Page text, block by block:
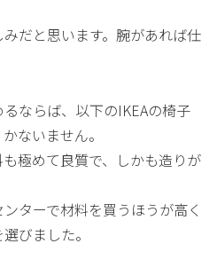
だと思います。腕があれば仕
ならば、以下のIKEAの椅子
ないません。
極めて良質で、しかも造りが
ターで材料を買うほうが高く
びました。